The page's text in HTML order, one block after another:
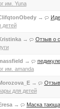
им. Yuna
→
детей
→ Отзыв о
→
им. amanda
→
для детей
→ Маска